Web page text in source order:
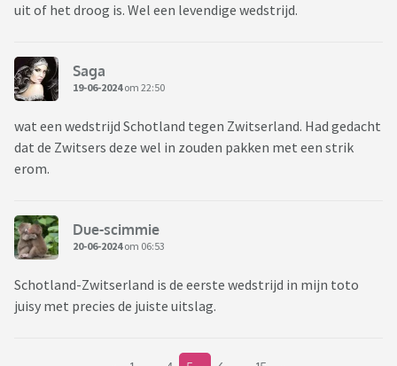
uit of het droog is. Wel een levendige wedstrijd.
Saga
19-06-2024om 22:50
wat een wedstrijd Schotland tegen Zwitserland. Had gedacht
dat de Zwitsers deze wel in zouden pakken met een strik
erom.
Due-scimmie
20-06-2024om 06:53
Schotland-Zwitserland is de eerste wedstrijd in mijn toto
juisy met precies de juiste uitslag.